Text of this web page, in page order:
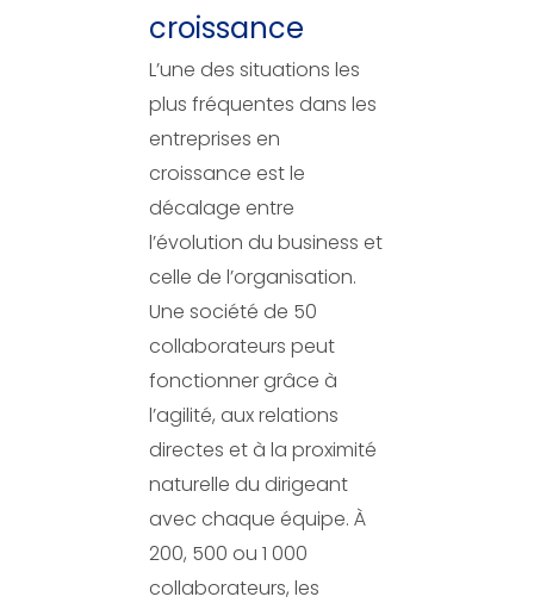
croissance
L’une des situations les
plus fréquentes dans les
entreprises en
croissance est le
décalage entre
l’évolution du business et
celle de l’organisation.
Une société de 50
collaborateurs peut
fonctionner grâce à
l’agilité, aux relations
directes et à la proximité
naturelle du dirigeant
avec chaque équipe. À
200, 500 ou 1 000
collaborateurs, les